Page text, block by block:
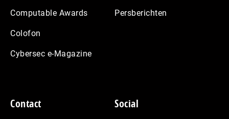
Computable Awards
Colofon
Cybersec e-Magazine
Persberichten
Contact Social